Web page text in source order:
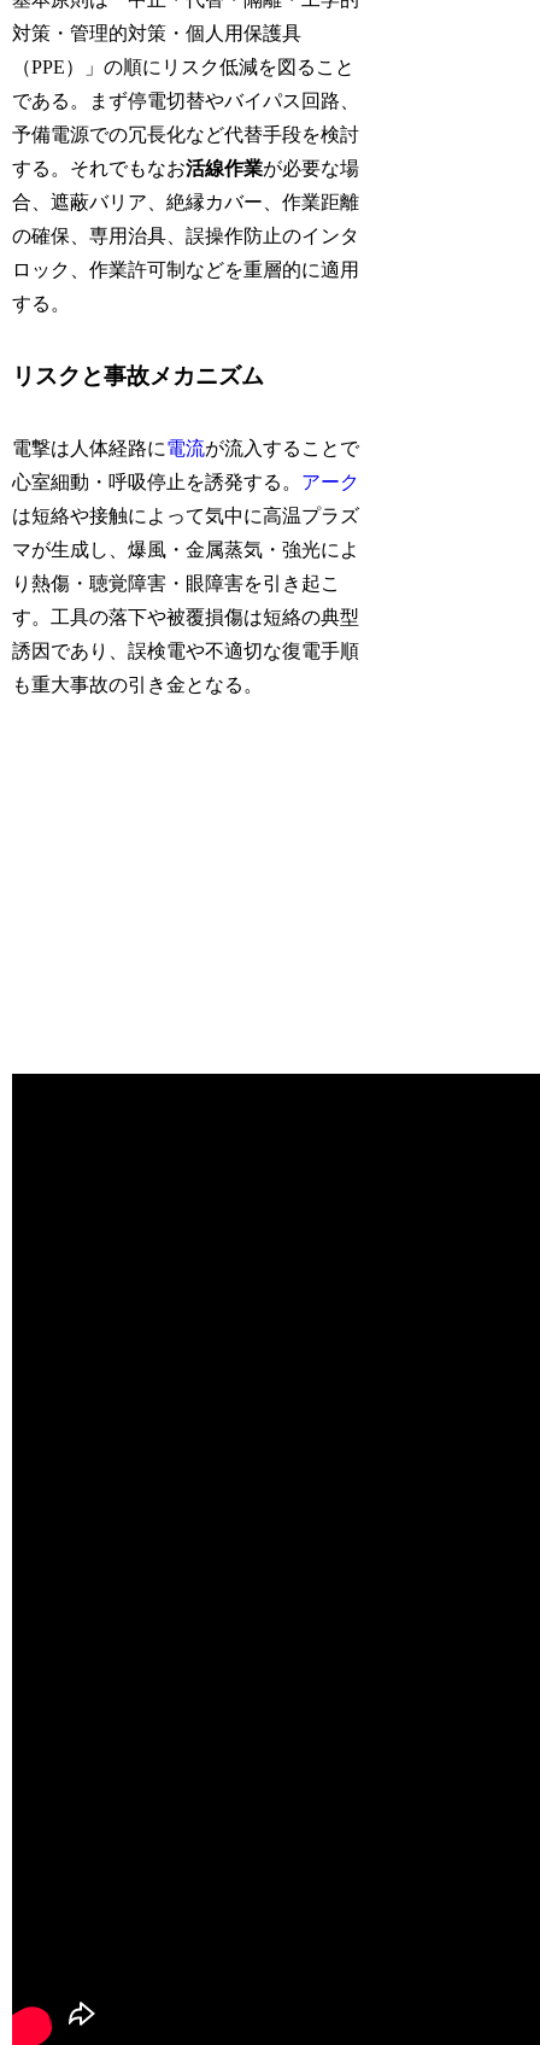
対策・管理的対策・個人用保護具
（PPE）」の順にリスク低減を図ること
である。まず停電切替やバイパス回路、
予備電源での冗長化など代替手段を検討
する。それでもなお活線作業が必要な場
合、遮蔽バリア、絶縁カバー、作業距離
の確保、専用治具、誤操作防止のインタ
ロック、作業許可制などを重層的に適用
する。
リスクと事故メカニズム
電撃は人体経路に電流が流入することで
心室細動・呼吸停止を誘発する。 アーク
は短絡や接触によって気中に高温プラズ
マが生成し、爆風・金属蒸気・強光によ
り熱傷・聴覚障害・眼障害を引き起こ
す。工具の落下や被覆損傷は短絡の典型
誘因であり、誤検電や不適切な復電手順
も重大事故の引き金となる。